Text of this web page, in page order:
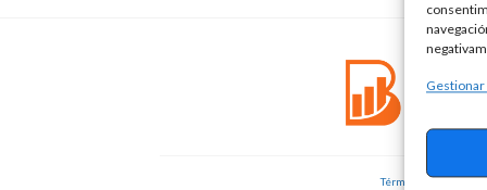
Términos y